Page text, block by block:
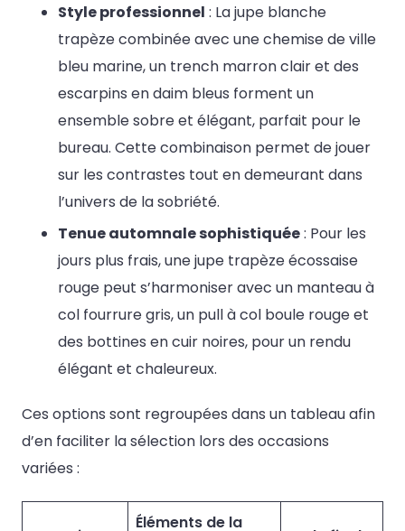
Style professionnel : La jupe blanche
trapèze combinée avec une chemise de ville
bleu marine, un trench marron clair et des
escarpins en daim bleus forment un
ensemble sobre et élégant, parfait pour le
bureau. Cette combinaison permet de jouer
sur les contrastes tout en demeurant dans
l’univers de la sobriété.
Tenue automnale sophistiquée: Pour les
jours plus frais, une jupe trapèze écossaise
rouge peut s’harmoniser avec un manteau à
col fourrure gris, un pull à col boule rouge et
des bottines en cuir noires, pour un rendu
élégant et chaleureux.
Ces options sont regroupées dans un tableau afin
d’en faciliter la sélection lors des occasions
variées :
Éléments de la